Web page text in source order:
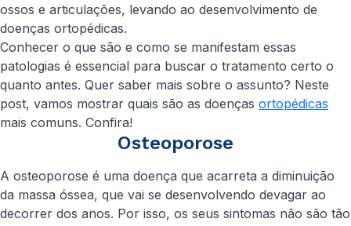
ossos e articulações, levando ao desenvolvimento de
doenças ortopédicas.
Conhecer o que são e como se manifestam essas
patologias é essencial para buscar o tratamento certo o
quanto antes. Quer saber mais sobre o assunto? Neste
post, vamos mostrar quais são as doenças ortopédicas
mais comuns. Confira!
Osteoporose
A osteoporose é uma doença que acarreta a diminuição
da massa óssea, que vai se desenvolvendo devagar ao
decorrer dos anos. Por isso, os seus sintomas não são tão